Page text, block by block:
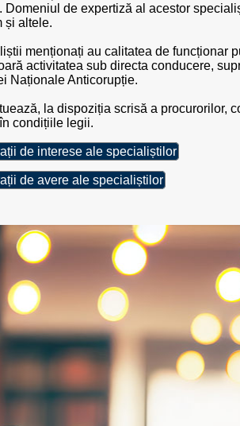
Domeniul de expertiză al acestor
și altele.
menționați au calitatea de funcționar
activitatea sub directa conducere,
Naționale Anticorupție.
la dispoziția scrisă a procurorilor,
condițiile legii.
de interese ale specialiștilor
de avere ale specialiștilor